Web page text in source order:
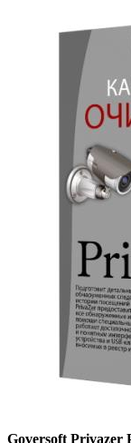
Goversoft Privazer